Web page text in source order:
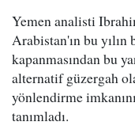
Yemen analisti
Arabistan'ın bu yılın
kapanmasından bu
alternatif güzergah
yönlendirme
tanımladı.